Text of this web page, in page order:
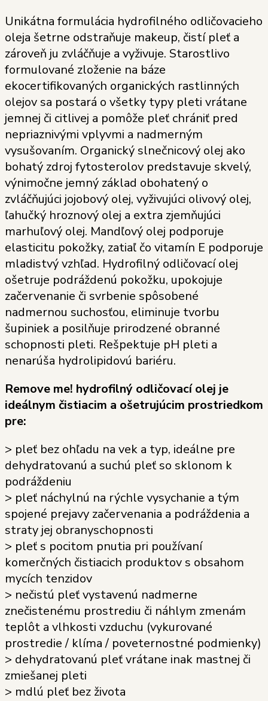
100
ml
Unikátna formulácia hydrofilného odličovacieho
oleja šetrne odstraňuje makeup, čistí pleť a
zároveň ju zvláčňuje a vyživuje. Starostlivo
formulované zloženie na báze
ekocertifikovaných organických rastlinných
olejov sa postará o všetky typy pleti vrátane
jemnej či citlivej a pomôže pleť chrániť pred
nepriaznivými vplyvmi a nadmerným
vysušovaním. Organický slnečnicový olej ako
bohatý zdroj fytosterolov predstavuje skvelý,
výnimočne jemný základ obohatený o
zvláčňujúci jojobový olej, vyživujúci olivový olej,
ľahučký hroznový olej a extra zjemňujúci
marhuľový olej. Mandľový olej podporuje
elasticitu pokožky, zatiaľ čo vitamín E podporuje
mladistvý vzhľad. Hydrofilný odličovací olej
ošetruje podráždenú pokožku, upokojuje
začervenanie či svrbenie spôsobené
nadmernou suchosťou, eliminuje tvorbu
šupiniek a posilňuje prirodzené obranné
schopnosti pleti. Rešpektuje pH pleti a
nenarúša hydrolipidovú bariéru.
Remove me! hydrofilný odličovací olej je
ideálnym čistiacim a ošetrujúcim prostriedkom
pre:
> pleť bez ohľadu na vek a typ, ideálne pre
dehydratovanú a suchú pleť so sklonom k
podráždeniu
> pleť náchylnú na rýchle vysychanie a tým
spojené prejavy začervenania a podráždenia a
straty jej obranyschopnosti
> pleť s pocitom pnutia pri používaní
komerčných čistiacich produktov s obsahom
mycích tenzidov
> nečistú pleť vystavenú nadmerne
znečistenému prostrediu či náhlym zmenám
teplôt a vlhkosti vzduchu (vykurované
prostredie / klíma / poveternostné podmienky)
> dehydratovanú pleť vrátane inak mastnej či
zmiešanej pleti
> mdlú pleť bez života